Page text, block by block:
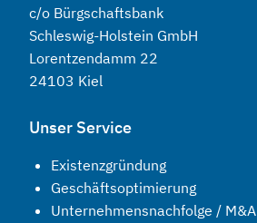
c/o Bürgschaftsbank
Schleswig-Holstein GmbH
Lorentzendamm 22
24103 Kiel
Unser Service
Existenzgründung
Geschäftsoptimierung
Unternehmensnachfolge / M&A